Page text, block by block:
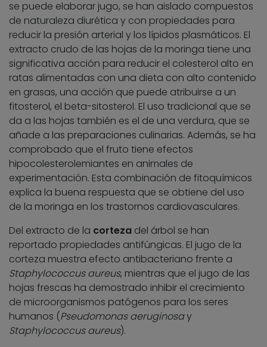
se puede elaborar jugo, se han aislado compuestos
de naturaleza diurética y con propiedades para
reducir la presión arterial y los lípidos plasmáticos. El
extracto crudo de las hojas de la moringa tiene una
significativa acción para reducir el colesterol alto en
ratas alimentadas con una dieta con alto contenido
en grasas, una acción que puede atribuirse a un
fitosterol, el beta-sitosterol. El uso tradicional que se
da a las hojas también es el de una verdura, que se
añade a las preparaciones culinarias. Además, se ha
comprobado que el fruto tiene efectos
hipocolesterolemiantes en animales de
experimentación. Esta combinación de fitoquímicos
explica la buena respuesta que se obtiene del uso
de la moringa en los trastornos cardiovasculares.
Del extracto de la corteza del árbol se han
reportado propiedades antifúngicas. El jugo de la
corteza muestra efecto antibacteriano frente a
Staphylococcus aureus, mientras que el jugo de las
hojas frescas ha demostrado inhibir el crecimiento
de microorganismos patógenos para los seres
humanos (Pseudomonas aeruginosay
Staphylococcus aureus).